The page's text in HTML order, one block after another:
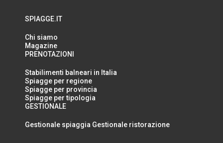
SPIAGGE.IT
Chi siamo
Magazine
PRENOTAZIONI
Stabilimenti balneari in Italia
Spiagge per regione
Spiagge per provincia
Spiagge per tipologia
GESTIONALE
Gestionale spiaggia Gestionale ristorazione